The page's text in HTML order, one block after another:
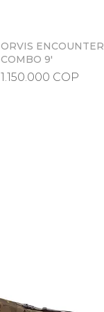
Vista rápida
ORVIS ENCOUNTER
COMBO 9'
Precio
1.150.000 COP